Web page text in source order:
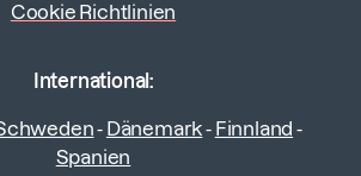
Cookie Richtlinien
International:
- Dänemark- Finnland -
Spanien